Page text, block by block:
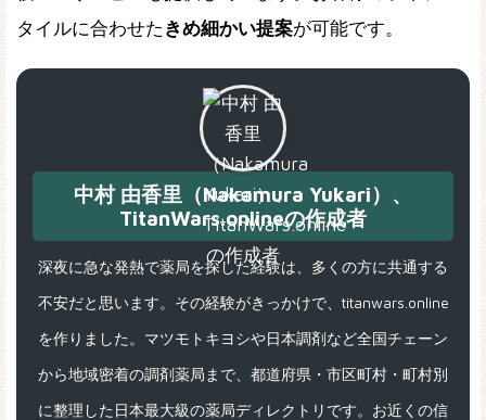
タイルに合わせた きめ細かい提案が可能です。
中村 由香里（Nakamura Yukari）、
TitanWars.onlineの作成者
深夜に急な発熱で薬局を探した経験は、多くの方に共通する
不安だと思います。その経験がきっかけで、titanwars.online
を作りました。マツモトキヨシや日本調剤など全国チェーン
から地域密着の調剤薬局まで、都道府県・市区町村・町村別
に整理した日本最大級の薬局ディレクトリです。お近くの信